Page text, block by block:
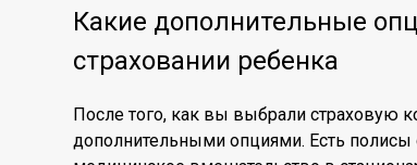
Какие дополнительные
страховании ребенка
После того, как вы выбрали страховую
дополнительными опциями. Есть полисы